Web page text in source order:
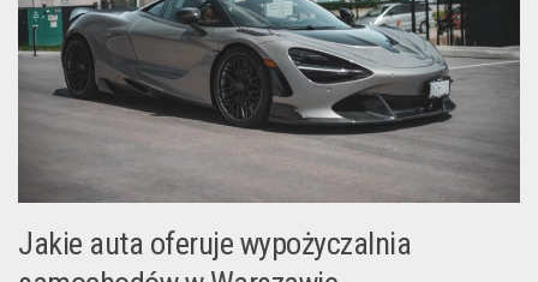
Jakie auta oferuje wypożyczalnia